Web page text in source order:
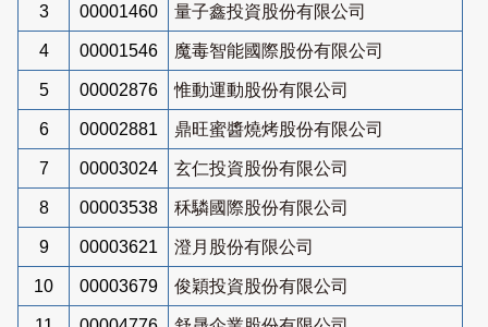
3 00001460 量子鑫投資股份有限公司
4 00001546 魔毒智能國際股份有限公司
5 00002876 惟動運動股份有限公司
6 00002881 鼎旺蜜醬燒烤股份有限公司
7 00003024 玄仁投資股份有限公司
8 00003538 秝驎國際股份有限公司
9 00003621 澄月股份有限公司
10 00003679 俊穎投資股份有限公司